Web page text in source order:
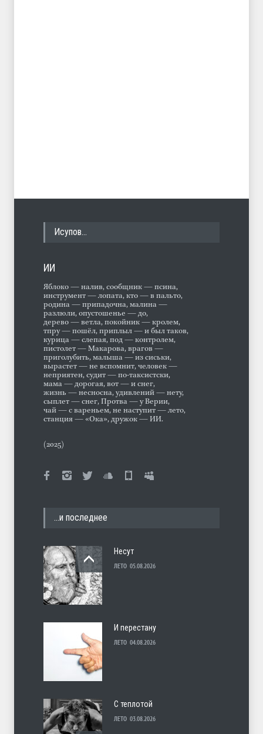
Исупов…
ИИ
Яблоко — налив, сообщник — псина,
инструмент — лопата, кто — в пальто,
родина — припадочна, малина —
разлюли, опустошенье — до,
дерево — ветла, покойник — кролем,
тпру — пошёл, приплыл — и был таков,
курица — слепая, под — контролем,
пистолет — Макарова, врагов —
приголубить, малыша — из сиськи,
вырастет — не вспомнит, человек —
неприятен, судит — по-таксистски,
мама — дорогая, вот — и снег,
жизнь — несносна, удивлений — нету,
сыплет — снег, Протва — у Верии,
чай — с вареньем, не наступит — лето,
станция — «Ока», дружок — ИИ.
(2025)
…и последнее
Несут
ЛЕТО 05.08.2026
И перестану
ЛЕТО 04.08.2026
С теплотой
ЛЕТО 03.08.2026